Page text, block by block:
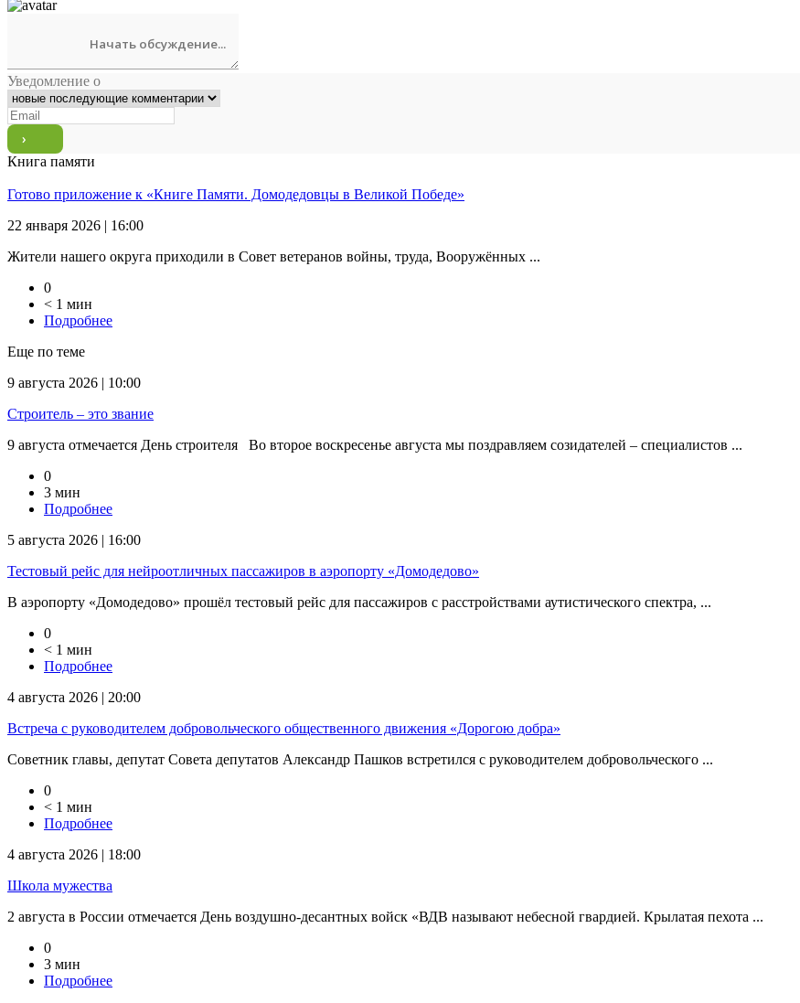
Уведомление о
Книга памяти
Готово приложение к «Книге Памяти. Домодедовцы в Великой Победе»
22 января 2026 | 16:00
Жители нашего округа приходили в Совет ветеранов войны, труда, Вооружённых ...
0
< 1 мин
Подробнее
Еще по теме
9 августа 2026 | 10:00
Строитель – это звание
9 августа отмечается День строителя Во второе воскресенье августа мы поздравляем созидателей – специалистов ...
0
3 мин
Подробнее
5 августа 2026 | 16:00
Тестовый рейс для нейроотличных пассажиров в аэропорту «Домодедово»
В аэропорту «Домодедово» прошёл тестовый рейс для пассажиров с расстройствами аутистического спектра, ...
0
< 1 мин
Подробнее
4 августа 2026 | 20:00
Встреча с руководителем добровольческого общественного движения «Дорогою добра»
Советник главы, депутат Совета депутатов Александр Пашков встретился с руководителем добровольческого ...
0
< 1 мин
Подробнее
4 августа 2026 | 18:00
Школа мужества
2 августа в России отмечается День воздушно-десантных войск «ВДВ называют небесной гвардией. Крылатая пехота ...
0
3 мин
Подробнее